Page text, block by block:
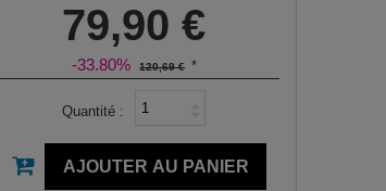
79,90 €
-33.80% 120,69 € *
Quantité :
AJOUTER AU PANIER